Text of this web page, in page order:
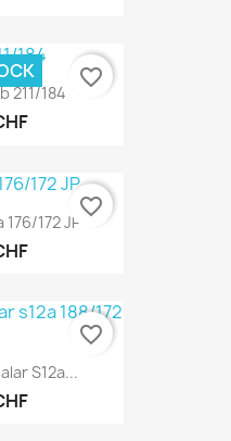
211/184
favorite_border
172 JP
favorite_border
S12a...
favorite_border